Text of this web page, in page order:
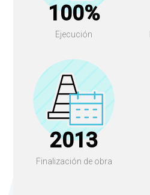
100%
Ejecución
2013
Finalización de obra